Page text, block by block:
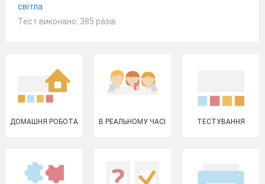
світла
Тест виконано: 385 разів
ДОМАШНЯ РОБОТА В РЕАЛЬНОМУ ЧАСІ ТЕСТУВАННЯ